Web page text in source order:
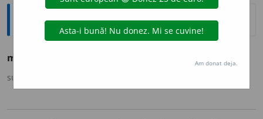
Ortografice DOOM
maleabil
sursa:
Am donat deja.